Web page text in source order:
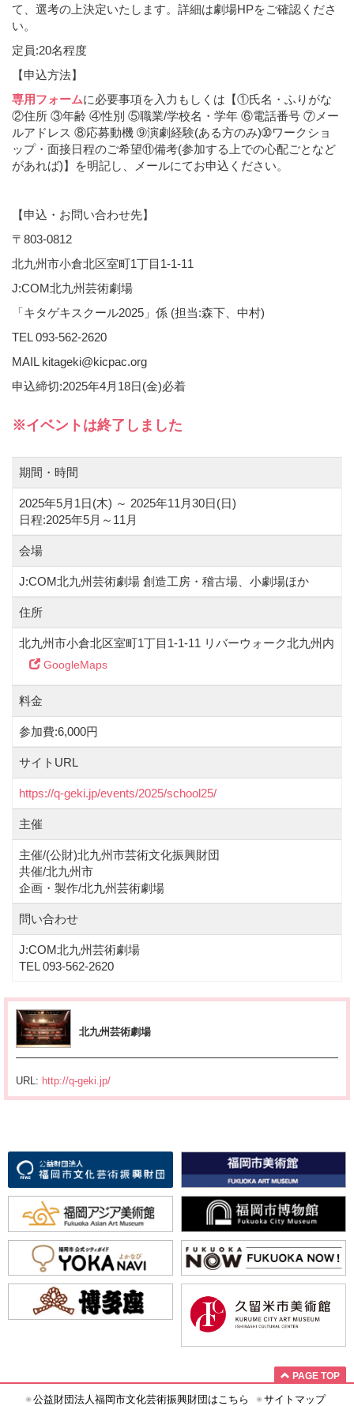
て、選考の上決定いたします。詳細は劇場HPをご確認くださ
い。
定員:20名程度
【申込方法】
専用フォームに必要事項を入力もしくは【①氏名・ふりがな
②住所 ③年齢 ④性別 ⑤職業/学校名・学年 ⑥電話番号 ⑦メー
ルアドレス ⑧応募動機 ➈演劇経験(ある方のみ)➉ワークショ
ップ・面接日程のご希望⑪備考(参加する上での心配ごとなど
があれば)】を明記し、メールにてお申込ください。
【申込・お問い合わせ先】
〒803-0812
北九州市小倉北区室町1丁目1-1-11
J:COM北九州芸術劇場
「キタゲキスクール2025」係 (担当:森下、中村)
TEL 093-562-2620
MAIL kitageki@kicpac.org
申込締切:2025年4月18日(金)必着
※イベントは終了しました
期間・時間
2025年5月1日(木) ～ 2025年11月30日(日)
日程:2025年5月～11月
会場
J:COM北九州芸術劇場 創造工房・稽古場、小劇場ほか
住所
北九州市小倉北区室町1丁目1-1-11 リバーウォーク北九州内
GoogleMaps
料金
参加費:6,000円
サイトURL
https://q-geki.jp/events/2025/school25/
主催
主催/(公財)北九州市芸術文化振興財団
共催/北九州市
企画・製作/北九州芸術劇場
問い合わせ
J:COM北九州芸術劇場
TEL 093-562-2620
北九州芸術劇場
URL: http://q-geki.jp/
PAGE TOP
公益財団法人福岡市文化芸術振興財団はこちら サイトマップ